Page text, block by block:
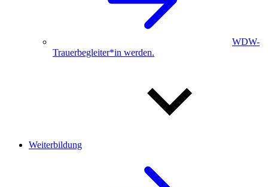
WDW-
Trauerbegleiter*in werden.
Weiterbildung